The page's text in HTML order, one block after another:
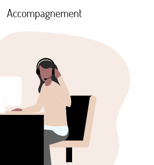
Accompagnement